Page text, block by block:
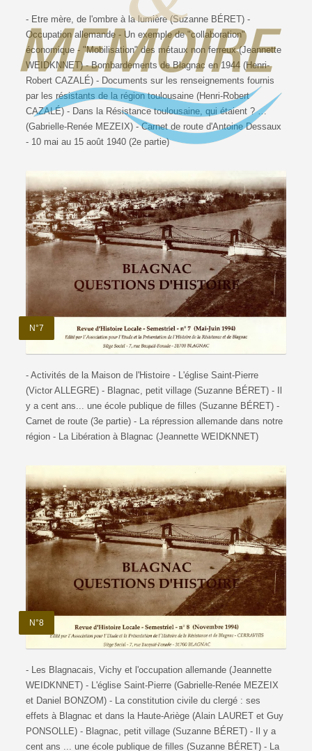
- Etre mère, de l'ombre à la lumière (Suzanne BÉRET) -
Occupation allemande - Un exemple de "collaboration"
économique - "Mobilisation" des métaux non ferreux (Jeannette
WEIDKNNET) - Bombardements de Blagnac en 1944 (Henri-
Robert CAZALÉ) - Documents sur les renseignements fournis
par les résistants de la région toulousaine (Henri-Robert
CAZALÉ) - Dans la Résistance toulousaine, qui étaient ? …
(Gabrielle-Renée MEZEIX) - Carnet de route d'Antoine Dessaux
- 10 mai au 15 août 1940 (2e partie)
N°7
- Activités de la Maison de l'Histoire - L'église Saint-Pierre
(Victor ALLEGRE) - Blagnac, petit village (Suzanne BÉRET) - Il
y a cent ans... une école publique de filles (Suzanne BÉRET) -
Carnet de route (3e partie) - La répression allemande dans notre
région - La Libération à Blagnac (Jeannette WEIDKNNET)
N°8
- Les Blagnacais, Vichy et l'occupation allemande (Jeannette
WEIDKNNET) - L'église Saint-Pierre (Gabrielle-Renée MEZEIX
et Daniel BONZOM) - La constitution civile du clergé : ses
effets à Blagnac et dans la Haute-Ariège (Alain LAURET et Guy
PONSOLLE) - Blagnac, petit village (Suzanne BÉRET) - Il y a
cent ans ... une école publique de filles (Suzanne BÉRET) - La